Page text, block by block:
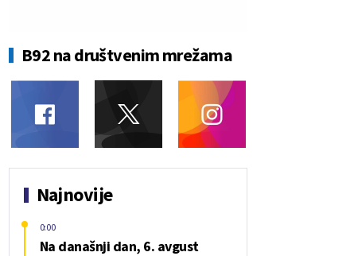
B92 na društvenim mrežama
Najnovije
Na današnji dan, 6. avgust
0:00